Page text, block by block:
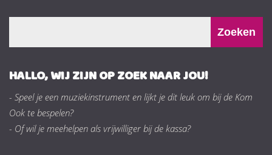
HALLO, WIJ ZIJN OP ZOEK NAAR JOU!
- Speel je een muziekinstrument en lijkt je dit leuk om bij de Kom
Ook te bespelen?
- Of wil je meehelpen als vrijwilliger bij de kassa?